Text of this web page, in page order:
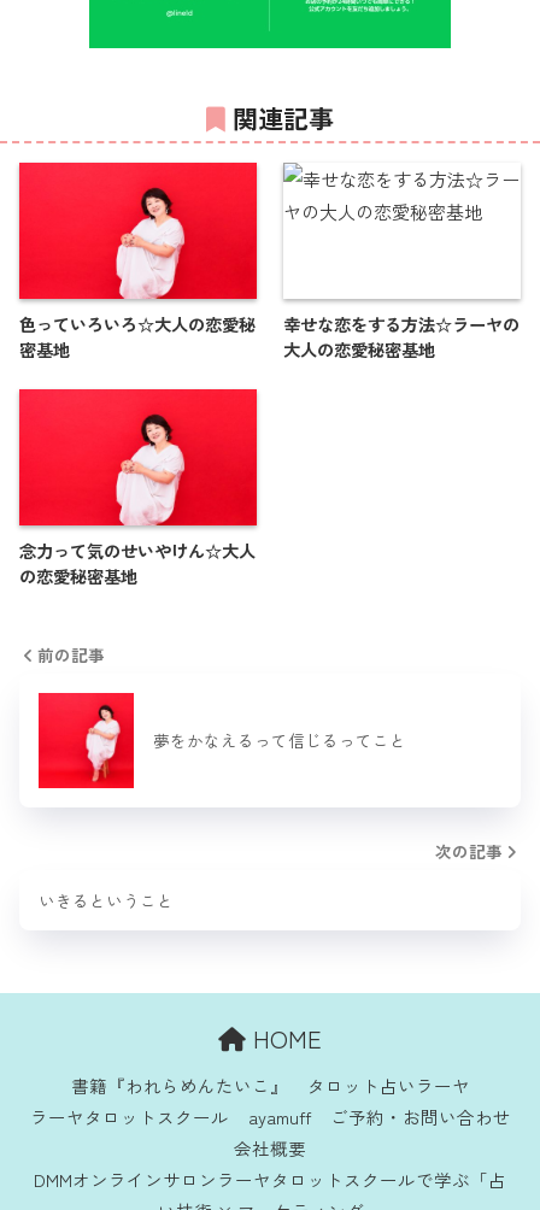
関連記事
色っていろいろ☆大人の恋愛秘
密基地
幸せな恋をする方法☆ラーヤの
大人の恋愛秘密基地
念力って気のせいやけん☆大人
の恋愛秘密基地
前の記事
夢をかなえるって信じるってこと
次の記事
いきるということ
HOME
書籍『われらめんたいこ』
タロット占いラーヤ
ラーヤタロットスクール
ayamuff
ご予約・お問い合わせ
会社概要
DMMオンラインサロンラーヤタロットスクールで学ぶ「占